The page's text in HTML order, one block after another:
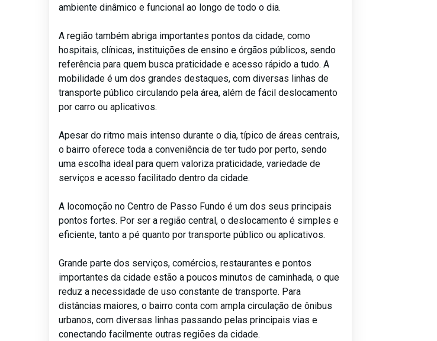
ambiente dinâmico e funcional ao longo de todo o dia.
A região também abriga importantes pontos da cidade, como
hospitais, clínicas, instituições de ensino e órgãos públicos, sendo
referência para quem busca praticidade e acesso rápido a tudo. A
mobilidade é um dos grandes destaques, com diversas linhas de
transporte público circulando pela área, além de fácil deslocamento
por carro ou aplicativos.
Apesar do ritmo mais intenso durante o dia, típico de áreas centrais,
o bairro oferece toda a conveniência de ter tudo por perto, sendo
uma escolha ideal para quem valoriza praticidade, variedade de
serviços e acesso facilitado dentro da cidade.
A locomoção no Centro de Passo Fundo é um dos seus principais
pontos fortes. Por ser a região central, o deslocamento é simples e
eficiente, tanto a pé quanto por transporte público ou aplicativos.
Grande parte dos serviços, comércios, restaurantes e pontos
importantes da cidade estão a poucos minutos de caminhada, o que
reduz a necessidade de uso constante de transporte. Para
distâncias maiores, o bairro conta com ampla circulação de ônibus
urbanos, com diversas linhas passando pelas principais vias e
conectando facilmente outras regiões da cidade.